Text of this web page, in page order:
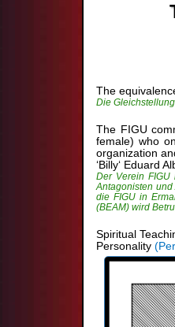
The
Die
The FIGU
female) who
organization
‘Billy‘ Eduard
Der Verein FIGU
Antagonisten
die FIGU in
(BEAM) wird
Spiritual
Personality